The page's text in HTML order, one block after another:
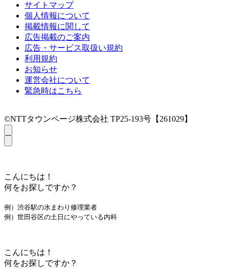
サイトマップ
個人情報について
掲載情報に関して
広告掲載のご案内
広告・サービス取扱い規約
利用規約
お知らせ
運営会社について
緊急時はこちら
©NTTタウンページ株式会社 TP25-193号【261029】
こんにちは！
何をお探しですか？
例）渋谷駅の水まわり修理業者
例）世田谷区の土日にやっている内科
こんにちは！
何をお探しですか？